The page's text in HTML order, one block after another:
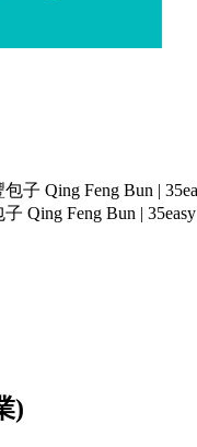
Qing Feng Bun | 35easy
)